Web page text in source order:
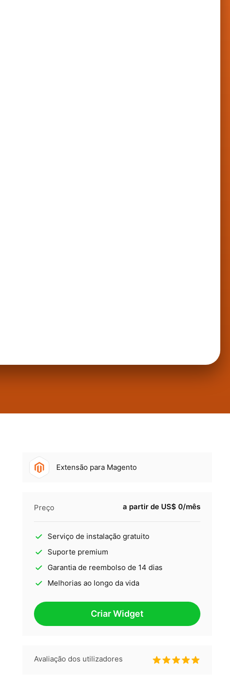
Extensão para Magento
Preço a partir de US$ 0/mês
Serviço de instalação gratuito
Suporte premium
Garantia de reembolso de 14 dias
Melhorias ao longo da vida
Criar Widget
Avaliação dos utilizadores